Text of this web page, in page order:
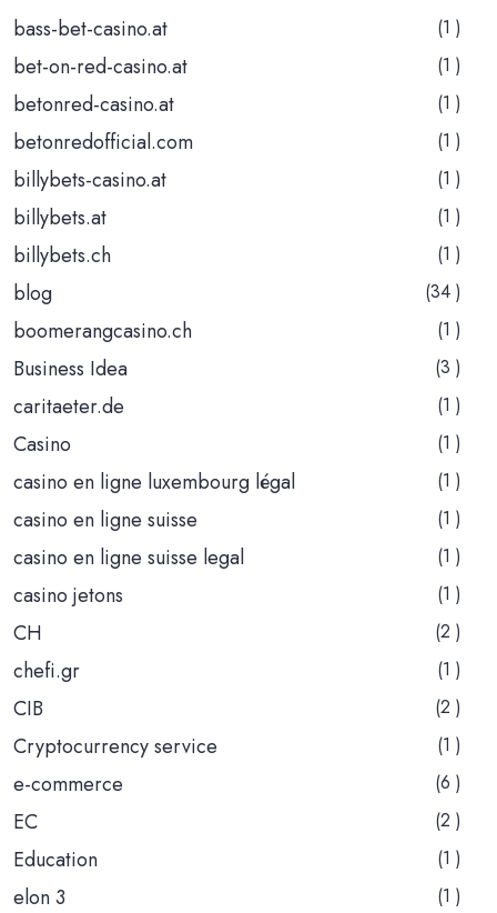
bass-bet-casino.at (1 )
bet-on-red-casino.at (1 )
betonred-casino.at (1 )
betonredofficial.com (1 )
billybets-casino.at (1 )
billybets.at (1 )
billybets.ch (1 )
blog (34 )
boomerangcasino.ch (1 )
Business Idea (3 )
caritaeter.de (1 )
Casino (1 )
casino en ligne luxembourg légal (1 )
casino en ligne suisse (1 )
casino en ligne suisse legal (1 )
casino jetons (1 )
CH (2 )
chefi.gr (1 )
CIB (2 )
Cryptocurrency service (1 )
e-commerce (6 )
EC (2 )
Education (1 )
elon 3 (1 )